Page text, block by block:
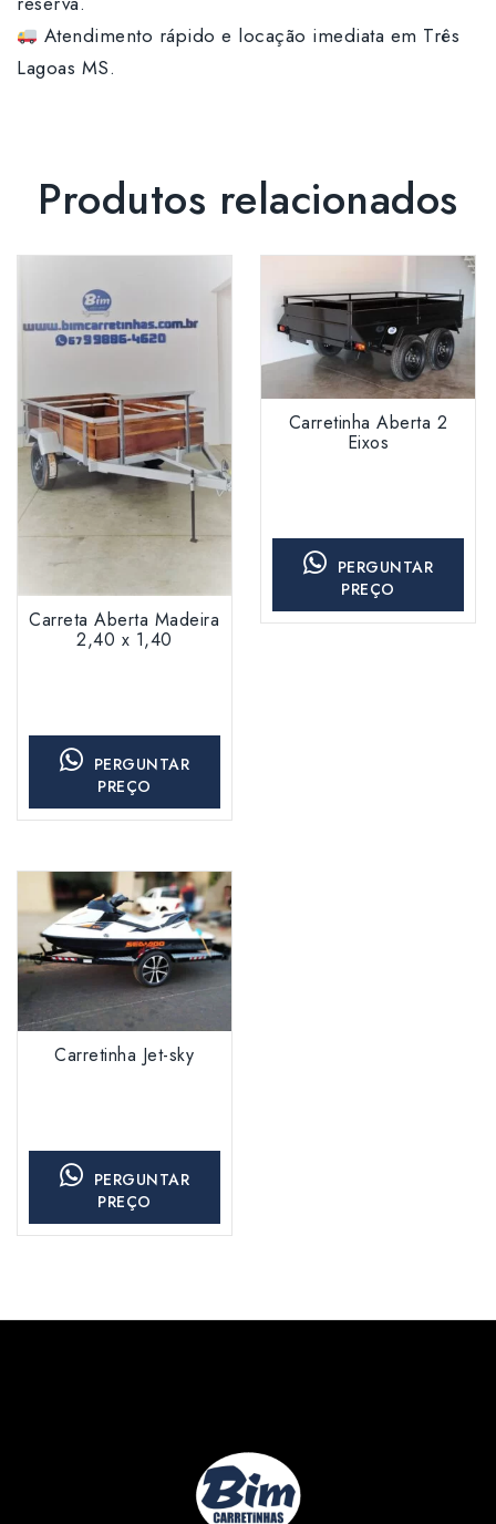
Atendimento rápido e locação imediata em Três
Lagoas MS.
Produtos relacionados
Carreta Aberta Madeira
2,40 x 1,40
PERGUNTAR
PREÇO
Carretinha Aberta 2
Eixos
PERGUNTAR
PREÇO
Carretinha Jet-sky
PERGUNTAR
PREÇO